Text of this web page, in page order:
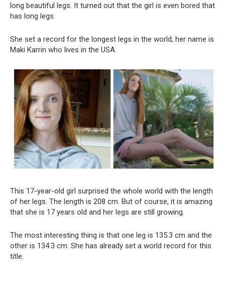
long beautiful legs. It turned out that the girl is even bored that
has long legs.
She set a record for the longest legs in the world, her name is
Maki Karrin who lives in the USA.
This 17-year-old girl surprised the whole world with the length
of her legs. The length is 208 cm. But of course, it is amazing
that she is 17 years old and her legs are still growing.
The most interesting thing is that one leg is 135.3 cm and the
other is 134.3 cm. She has already set a world record for this
title.